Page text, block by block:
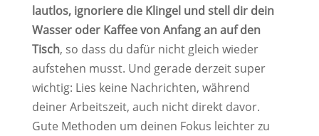
lautlos, ignoriere die Klingel und stell dir dein
Wasser oder Kaffee von Anfang an auf den
Tisch, so dass du dafür nicht gleich wieder
aufstehen musst. Und gerade derzeit super
wichtig: Lies keine Nachrichten, während
deiner Arbeitszeit, auch nicht direkt davor.
Gute Methoden um deinen Fokus leichter zu